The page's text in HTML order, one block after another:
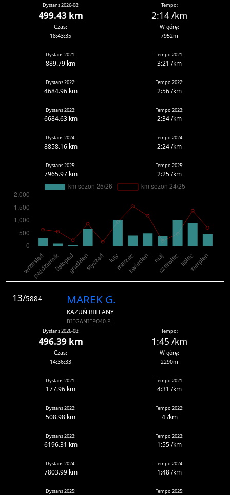
Dystans 2026-08:
499.43 km
Tempo:
2:14 /km
Czas:
18:43:35
W górę:
7952m
Dystans 2021:
889.79 km
Tempo 2021:
3:21 /km
Dystans 2022:
4684.96 km
Tempo 2022:
2:56 /km
Dystans 2023:
6684.63 km
Tempo 2023:
2:34 /km
Dystans 2024:
8858.16 km
Tempo 2024:
2:24 /km
Dystans 2025:
7965.97 km
Tempo 2025:
2:25 /km
13/5884 MAREK G.
KAZUŃ BIELANY
BIEGANIEPO40.PL
Dystans 2026-08:
496.39 km
Tempo:
1:45 /km
Czas:
14:36:33
W górę:
2290m
Dystans 2021:
177.96 km
Tempo 2021:
4:31 /km
Dystans 2022:
508.98 km
Tempo 2022:
4 /km
Dystans 2023:
6196.31 km
Tempo 2023:
1:55 /km
Dystans 2024:
7803.99 km
Tempo 2024:
1:48 /km
Dystans 2025: Tempo 2025: